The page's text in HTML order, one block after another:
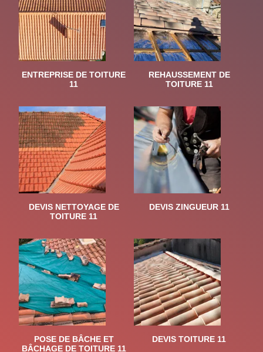
ENTREPRISE DE TOITURE
11
REHAUSSEMENT DE
TOITURE 11
DEVIS NETTOYAGE DE
TOITURE 11
DEVIS ZINGUEUR 11
POSE DE BÂCHE ET
BÂCHAGE DE TOITURE 11
DEVIS TOITURE 11